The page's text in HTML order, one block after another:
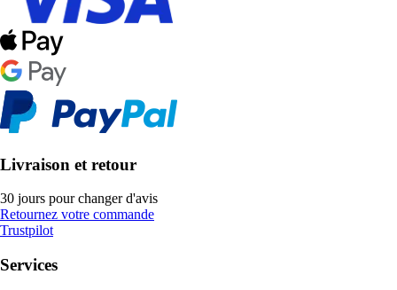
Livraison et retour
30 jours pour changer d'avis
Retournez votre commande
Trustpilot
Services